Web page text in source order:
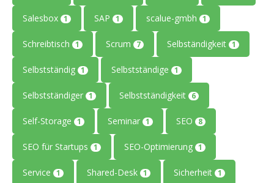
Salesbox 1 SAP 1 scalue-gmbh 1
Schreibtisch 1 Scrum 7 Selbständigkeit 1
Selbstständig 1 Selbstständige 1
Selbstständiger 1 Selbstständigkeit 6
Self-Storage 1 Seminar 1 SEO 8
SEO für Startups 1 SEO-Optimierung 1
Service 1 Shared-Desk 1 Sicherheit 1